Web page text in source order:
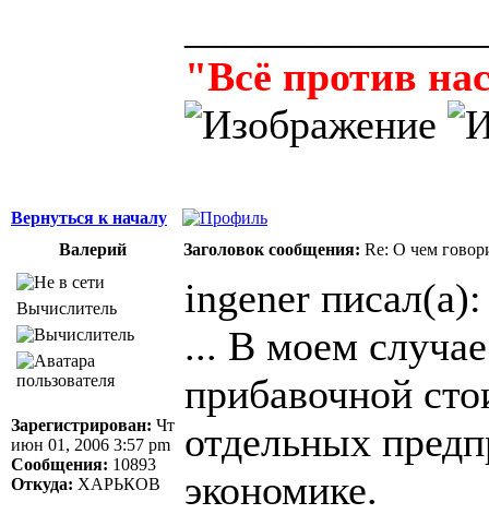
"Всё против
Вернуться к началу
Валерий
Заголовок сообщения: Re: О чем
Вычислитель
Зарегистрирован: Чт
июн 01, 2006 3:57 pm
Сообщения: 10893
Откуда: ХАРЬКОВ
ingener писал(а):
... В моем
прибавочной
отдельных
экономике.